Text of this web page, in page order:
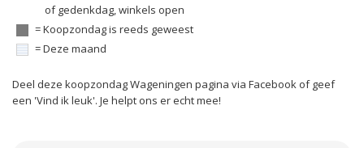
of gedenkdag, winkels open
= Koopzondag is reeds geweest
= Deze maand
Deel deze koopzondag Wageningen pagina via Facebook of geef
een 'Vind ik leuk'. Je helpt ons er echt mee!